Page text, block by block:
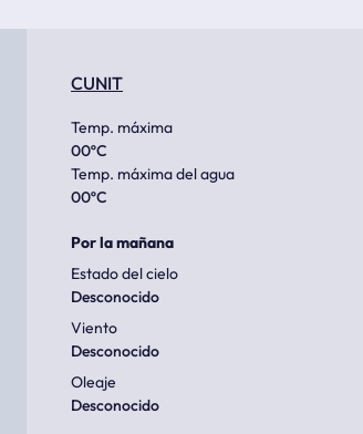
CUNIT
Temp. máxima
00ºC
Temp. máxima del agua
00ºC
Por la mañana
Estado del cielo
Desconocido
Viento
Desconocido
Oleaje
Desconocido